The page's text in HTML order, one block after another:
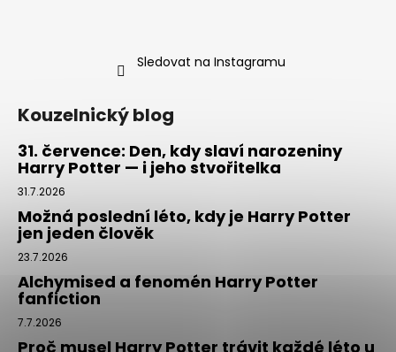
Sledovat na Instagramu
Kouzelnický blog
31. července: Den, kdy slaví narozeniny
Harry Potter — i jeho stvořitelka
31.7.2026
Možná poslední léto, kdy je Harry Potter
jen jeden člověk
23.7.2026
Alchymised a fenomén Harry Potter
fanfiction
7.7.2026
Proč musel Harry Potter trávit každé léto u